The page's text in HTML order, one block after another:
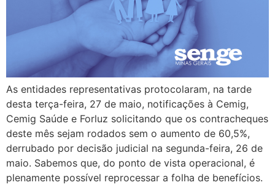
As entidades representativas protocolaram, na tarde
desta terça-feira, 27 de maio, notificações à Cemig,
Cemig Saúde e Forluz solicitando que os contracheques
deste mês sejam rodados sem o aumento de 60,5%,
derrubado por decisão judicial na segunda-feira, 26 de
maio. Sabemos que, do ponto de vista operacional, é
plenamente possível reprocessar a folha de benefícios.